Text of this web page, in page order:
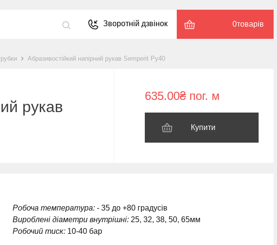
Зворотній дзвінок 0товарів
Абразивостійкий напірний рукав Semperit Ру40
рукав
635.00₴ пог. м
Купити
Робоча температура: - 35 до +80 градусів
Вироблені діаметри внутрішні: 25, 32, 38, 50, 65мм
Робочий тиск: 10-40 бар